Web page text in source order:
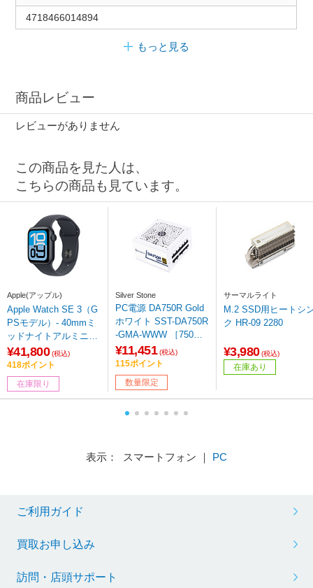
4718466014894
もっと見る
商品レビュー
レビューがありません
この商品を見た人は、
こちらの商品も見ています。
Apple(アップル)
Apple Watch SE 3（G
PSモデル）- 40mmミ
ッドナイトアルミニウ
ムケースとミッドナイ
トスポーツバンド - M/
L MEHC4J/A
¥41,800 (税込)
418ポイント
在庫限り
Silver Stone
PC電源 DA750R Gold
ホワイト SST-DA750R
-GMA-WWW ［750W /
ATX /Gold］ 【sof00
1】
¥11,451 (税込)
115ポイント
数量限定
サーマルライト
M.2 SSD用ヒートシ
ク HR-09 2280
¥3,980 (税込)
在庫あり
表示： スマートフォン ｜ PC
ご利用ガイド
買取お申し込み
訪問・店頭サポート